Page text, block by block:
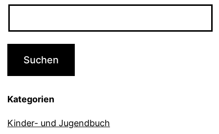
Kategorien
Kinder- und Jugendbuch